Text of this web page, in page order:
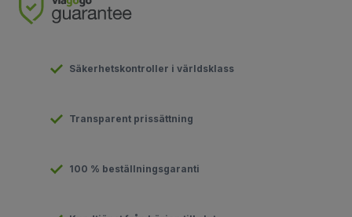
Säkerhetskontroller i världsklass
Transparent prissättning
100 % beställningsgaranti